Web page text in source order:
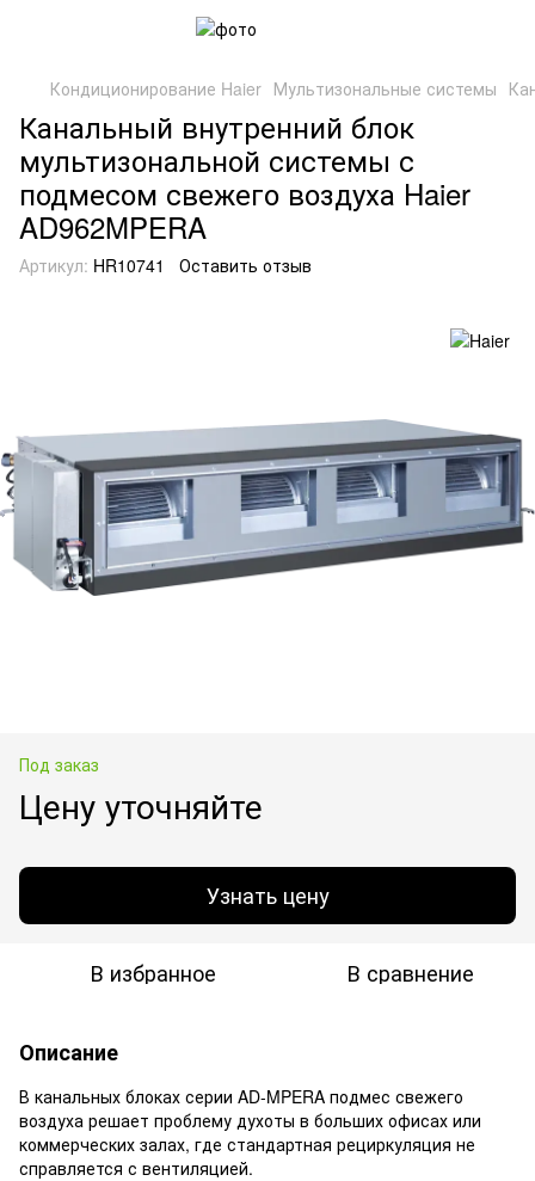
Кондиционирование Haier Мультизональные системы
Канальный внутренний блок
мультизональной системы с
подмесом свежего воздуха Haier
AD962MPERA
Артикул: HR10741 Оставить отзыв
Под заказ
Цену уточняйте
Узнать цену
В избранное В сравнение
Описание
В канальных блоках серии AD-MPERA подмес свежего
воздуха решает проблему духоты в больших офисах или
коммерческих залах, где стандартная рециркуляция не
справляется с вентиляцией.